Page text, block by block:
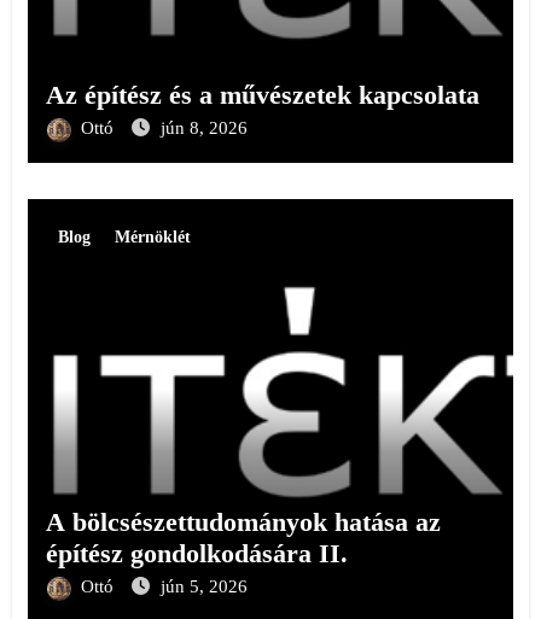
Az építész és a művészetek kapcsolata
Ottó jún 8, 2026
Blog Mérnöklét
A bölcsészettudományok hatása az
építész gondolkodására II.
Ottó jún 5, 2026